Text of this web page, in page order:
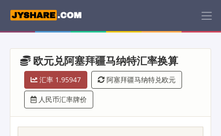
欧元兑阿塞拜疆马纳特汇率换算
汇率 1.95947 阿塞拜疆马纳特兑欧元
人民币汇率牌价